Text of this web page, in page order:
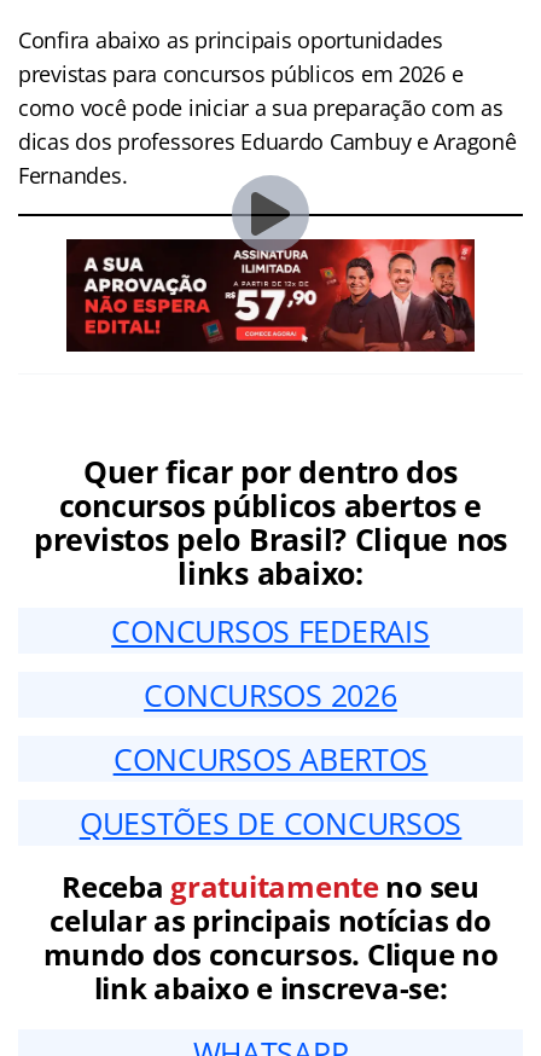
Confira abaixo as principais oportunidades
previstas para concursos públicos em 2026 e
como você pode iniciar a sua preparação com as
dicas dos professores Eduardo Cambuy e Aragonê
Fernandes.
Quer ficar por dentro dos
concursos públicos abertos e
previstos pelo Brasil? Clique nos
links abaixo:
CONCURSOS FEDERAIS
CONCURSOS 2026
CONCURSOS ABERTOS
QUESTÕES DE CONCURSOS
Receba gratuitamenteno seu
celular as principais notícias do
mundo dos concursos. Clique no
link abaixo e inscreva-se: